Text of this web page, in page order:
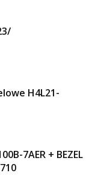
H4L21-
7AER + BEZEL